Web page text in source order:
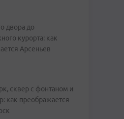
двора до
курорта: как
Арсеньев
сквер с фонтаном и
как преображается